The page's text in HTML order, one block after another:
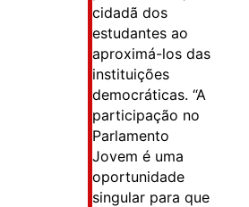
cidadã dos
estudantes ao
aproximá-los das
instituições
democráticas. “A
participação no
Parlamento
Jovem é uma
oportunidade
singular para que